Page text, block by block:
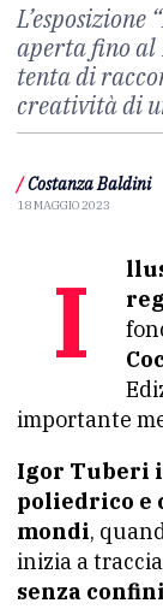
aperta fino al
tenta di
creatività di
/ Costanza Baldini
18 MAGGIO 2023
Illustratore, fumettista, grafico,
importante
Igor Tuberi
poliedrico e
mondi,
inizia a
senza